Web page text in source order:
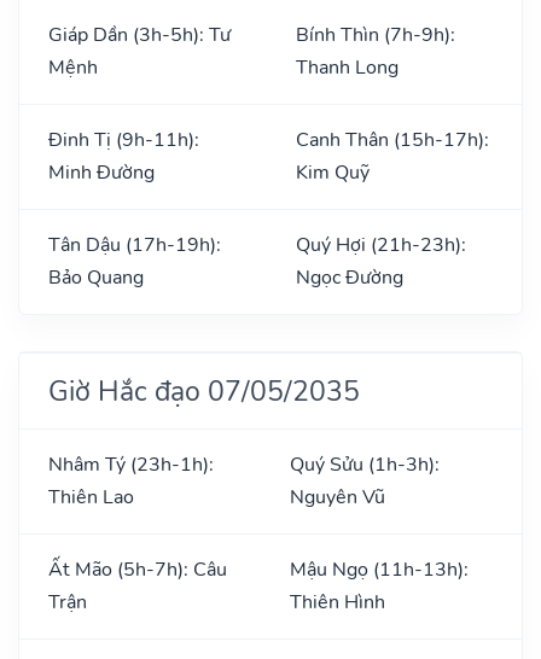
Giáp Dần (3h-5h): Tư
Mệnh
Bính Thìn (7h-9h):
Thanh Long
Đinh Tị (9h-11h):
Minh Đường
Canh Thân (15h-17h):
Kim Quỹ
Tân Dậu (17h-19h):
Bảo Quang
Quý Hợi (21h-23h):
Ngọc Đường
Giờ Hắc đạo 07/05/2035
Nhâm Tý (23h-1h):
Thiên Lao
Quý Sửu (1h-3h):
Nguyên Vũ
Ất Mão (5h-7h): Câu
Trận
Mậu Ngọ (11h-13h):
Thiên Hình